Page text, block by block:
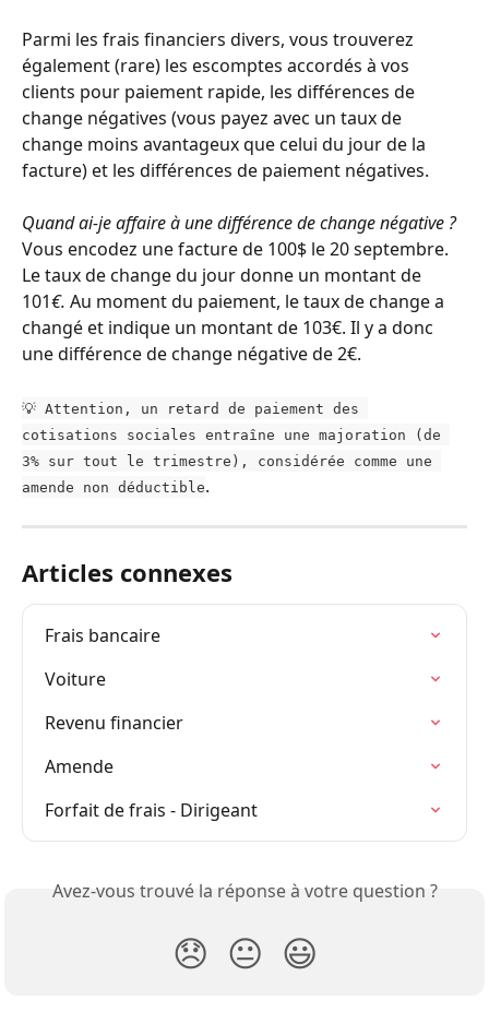
Parmi les frais financiers divers, vous trouverez
également (rare) les escomptes accordés à vos
clients pour paiement rapide, les différences de
change négatives (vous payez avec un taux de
change moins avantageux que celui du jour de la
facture) et les différences de paiement négatives.
Quand ai-je affaire à une différence de change négative ?
Vous encodez une facture de 100$ le 20 septembre.
Le taux de change du jour donne un montant de
101€. Au moment du paiement, le taux de change a
changé et indique un montant de 103€. Il y a donc
une différence de change négative de 2€.
💡 Attention, un retard de paiement des
cotisations sociales entraîne une majoration (de
3% sur tout le trimestre), considérée comme une
amende non déductible.
Articles connexes
Frais bancaire
Voiture
Revenu financier
Amende
Forfait de frais - Dirigeant
Avez-vous trouvé la réponse à votre question ?
😞 😐 😃